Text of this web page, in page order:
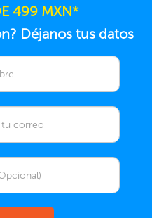
499 MXN*
Déjanos tus datos